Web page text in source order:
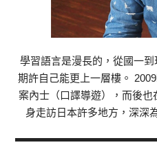
學習語言是漫長的，從國一
期許自己能更上一層樓。
案內士（口譯導遊），而後
身走訪日本許多地方，深深